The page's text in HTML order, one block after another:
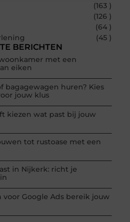
(163 )
(126 )
(64 )
(45 )
BERICHTEN
met een
eiken
bagagewagen huren? Kies
jouw klus
kiezen wat past bij jouw
tot rustoase met een
in Nijkerk: richt je
Google Ads bereik jouw